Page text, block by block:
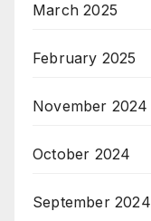
March 2025
February 2025
November 2024
October 2024
September 2024